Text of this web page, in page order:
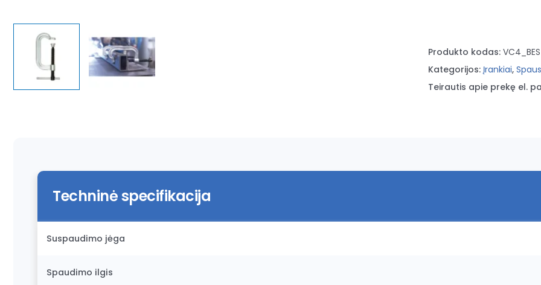
Produkto kodas: VC4_BES
Kategorijos: Įrankiai,
Teirautis apie prekę el.
Techninė specifikacija
Suspaudimo jėga
Spaudimo ilgis